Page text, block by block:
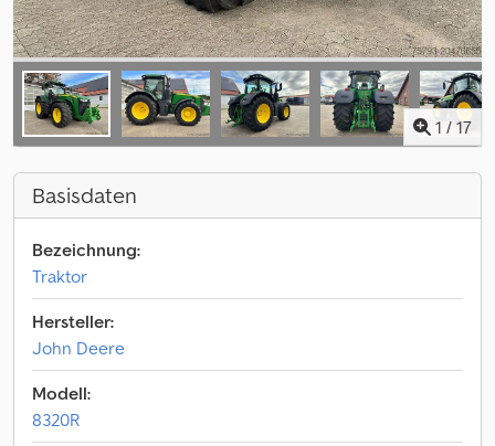
1 / 17
Basisdaten
Bezeichnung:
Traktor
Hersteller:
John Deere
Modell:
8320R